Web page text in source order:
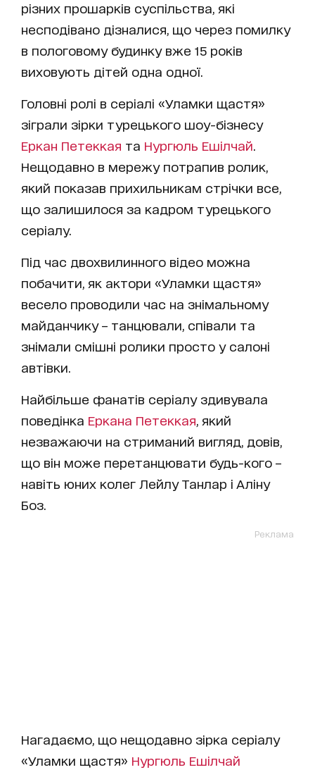
різних прошарків суспільства, які
несподівано дізналися, що через помилку
в пологовому будинку вже 15 років
виховують дітей одна одної.
Головні ролі в серіалі «Уламки щастя»
зіграли зірки турецького шоу-бізнесу
Еркан Петеккая та Нургюль Ешілчай
Нещодавно в мережу потрапив ролик,
який показав прихильникам стрічки все,
що залишилося за кадром турецького
серіалу.
Під час двохвилинного відео можна
побачити, як актори «Уламки щастя»
весело проводили час на знімальному
майданчику – танцювали, співали та
знімали смішні ролики просто у салоні
автівки.
Найбільше фанатів серіалу здивувала
поведінка Еркана Петеккая , який
незважаючи на стриманий вигляд, довів,
що він може перетанцювати будь-кого –
навіть юних колег Лейлу Танлар і Аліну
Боз.
Реклама
Нагадаємо, що нещодавно зірка серіалу
«Уламки щастя» Нургюль Ешілчай